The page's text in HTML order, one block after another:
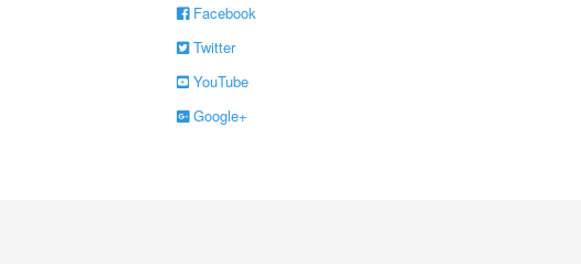
Facebook
Twitter
YouTube
Google+